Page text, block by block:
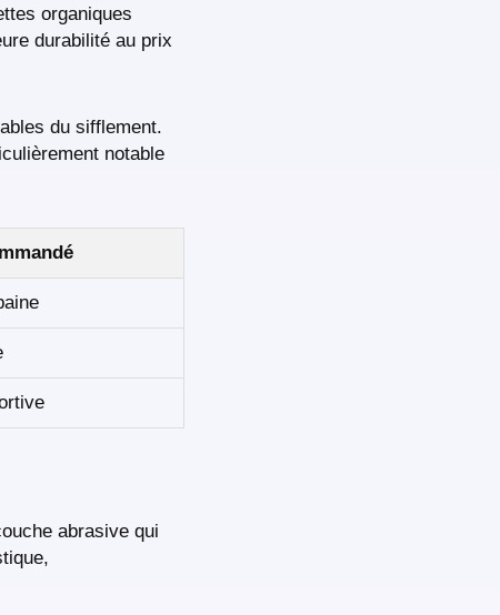
organiques
durabilité au prix
du sifflement.
notable
abrasive qui